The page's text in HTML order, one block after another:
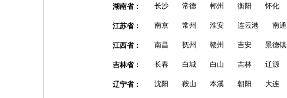
湖南省： 长沙 常德 郴州 衡阳 怀化
江苏省： 南京 常州 淮安 连云港 南通
江西省： 南昌 抚州 赣州 吉安 景德镇
吉林省： 长春 白城 白山 吉林 辽源
辽宁省： 沈阳 鞍山 本溪 朝阳 大连